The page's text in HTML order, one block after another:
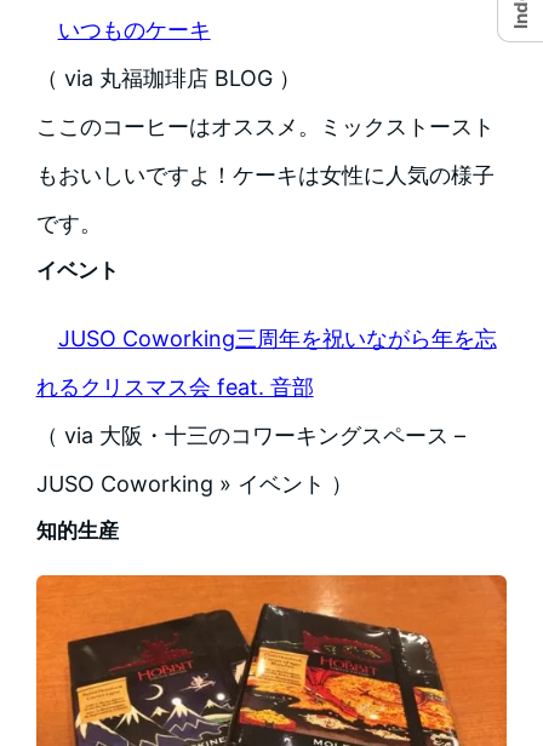
いつものケーキ
（ via 丸福珈琲店 BLOG ）
ここのコーヒーはオススメ。ミックストースト
もおいしいですよ！ケーキは女性に人気の様子
です。
イベント
JUSO Coworking三周年を祝いながら年を忘
れるクリスマス会 feat. 音部
（ via 大阪・十三のコワーキングスペース –
JUSO Coworking » イベント ）
知的生産